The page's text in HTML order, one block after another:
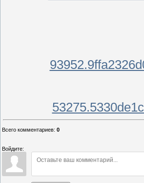
Всего комментариев: 0
Войдите: